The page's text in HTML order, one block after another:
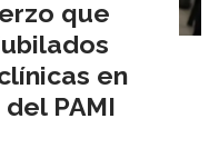
que
en
PAMI